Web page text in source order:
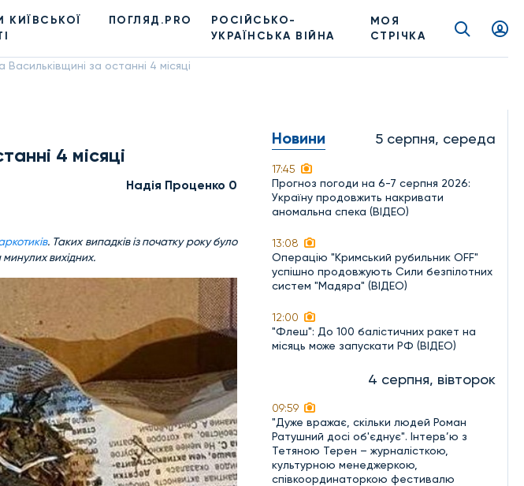
КИЇВСЬКОЇ
ПОГЛЯД.PRO
РОСІЙСЬКО-
УКРАЇНСЬКА ВІЙНА
МОЯ
СТРІЧКА
за останні 4 місяці
4 місяці
Надiя Проценко 0
. Таких випадків із початку року було
вихідних.
Новини 5 серпня, середа
17:45
Прогноз погоди на 6-7 серпня 2026:
Україну продовжить накривати
аномальна спека (ВІДЕО)
13:08
Операцію "Кримський рубильник OFF"
успішно продовжують Сили безпілотних
систем "Мадяра" (ВІДЕО)
12:00
"Флеш": До 100 балістичних ракет на
місяць може запускати РФ (ВІДЕО)
4 серпня, вівторок
09:59
"Дуже вражає, скільки людей Роман
Ратушний досі об'єднує". Інтерв’ю з
Тетяною Терен – журналісткою,
культурною менеджеркою,
співкоординаторкою фестивалю